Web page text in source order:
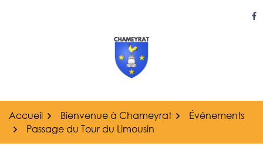
Accueil Bienvenue à Chameyrat
Événements
Passage du Tour du Limousin